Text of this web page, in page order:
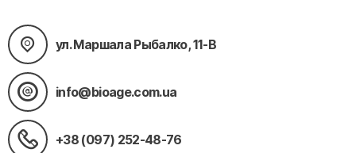
ул. Маршала Рыбалко, 11-В
info@bioage.com.ua
+38 (097) 252-48-76